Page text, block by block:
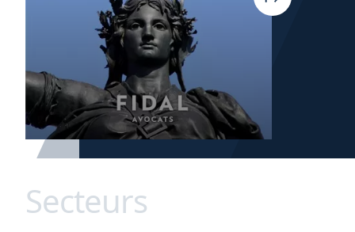
Secteurs